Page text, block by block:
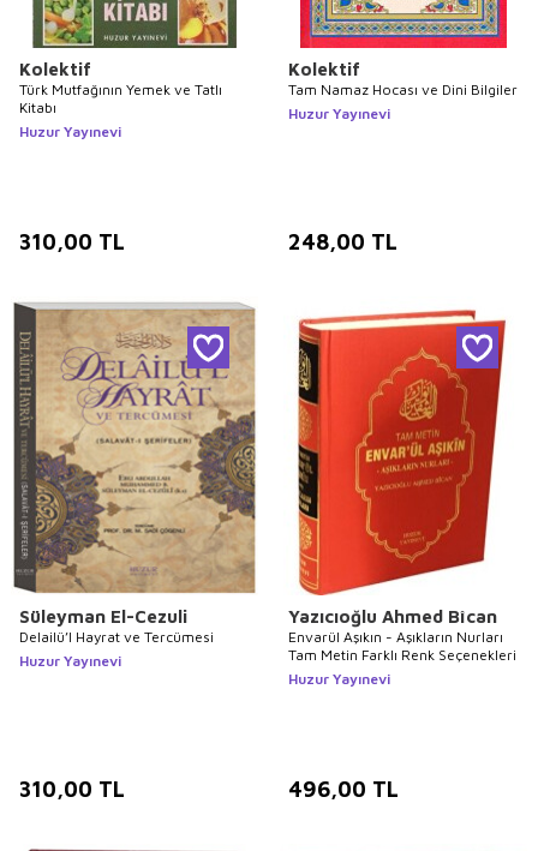
Kolektif
Türk Mutfağının Yemek ve Tatlı
Kitabı
Huzur Yayınevi
310,00 TL
Kolektif
Tam Namaz Hocası ve Dini Bilgiler
Huzur Yayınevi
248,00 TL
Süleyman El-Cezuli
Delailü’l Hayrat ve Tercümesi
Huzur Yayınevi
310,00 TL
Yazıcıoğlu Ahmed Bîcan
Envarül Aşıkın - Aşıkların Nurları
Tam Metin Farklı Renk Seçenekleri
Huzur Yayınevi
496,00 TL